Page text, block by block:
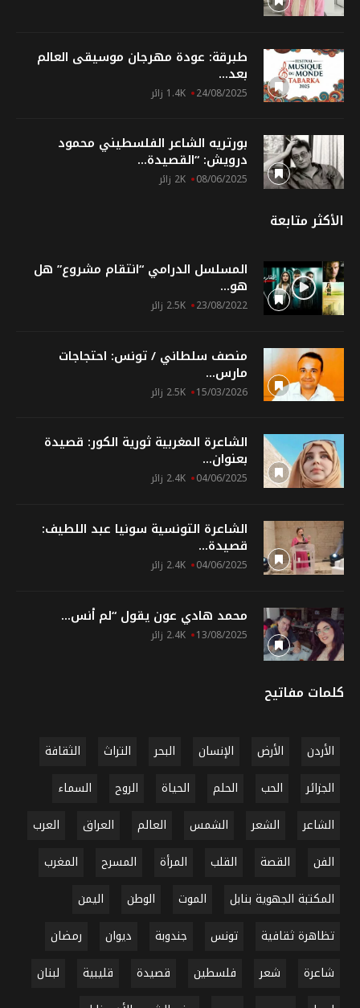
طبرقة: عودة مهرجان موسيقى العالم
بعد...
24/08/2025 1.4K زائر
بورتريه الشاعر الفلسطيني محمود
درويش: “القصيدة...
08/06/2025 2K زائر
الأكثر متابعة
المسلسل الدرامي “انتقام مشروع” هل
هو...
23/08/2022 2.5K زائر
منصف سلطاني / تونس: احتجاجات
مارس...
15/03/2026 2.5K زائر
الشاعرة المغربية ثورية الكور: قصيدة
بعنوان...
04/06/2025 2.4K زائر
الشاعرة التونسية سونيا عبد اللطيف:
قصيدة...
04/06/2025 2.4K زائر
محمد هادي عون يقول “لم أنس...
13/08/2025 2.4K زائر
كلمات مفاتيح
الأردن الأرض الإنسان البحر التراث
الثقافة
الجزائر
الحب الحلم الحياة الروح
السماء
الشاعر
الشعر الشمس العالم العراق
العرب
الفن
القصة القلب المرأة المسرح
المغرب
المكتبة الجهوية بنابل
الموت الوطن
اليمن
تظاهرة ثقافية
تونس جندوبة ديوان
رمضان
شاعرة
شعر فلسطين قصيدة قليبية
لبنان